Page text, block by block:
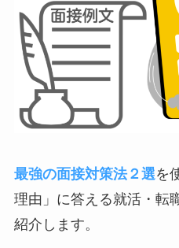
最強の面接対策法２選を
理由」に答える就活・転
紹介します。